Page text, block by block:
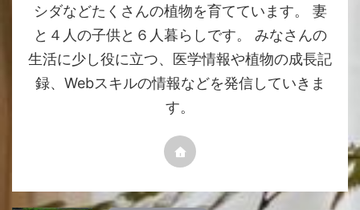
シダなどたくさんの植物を育てています。 妻
と４人の子供と６人暮らしです。 みなさんの
生活に少し役に立つ、医学情報や植物の成長記
録、Webスキルの情報などを発信していきま
す。